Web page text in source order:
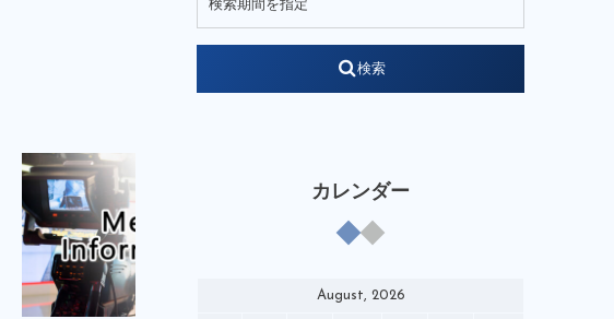
note soccerking
WEB W杯 YouTube
やべっちスタジアム
コミック
テクニカルアドバイザー
検索
カレンダー
August, 2026